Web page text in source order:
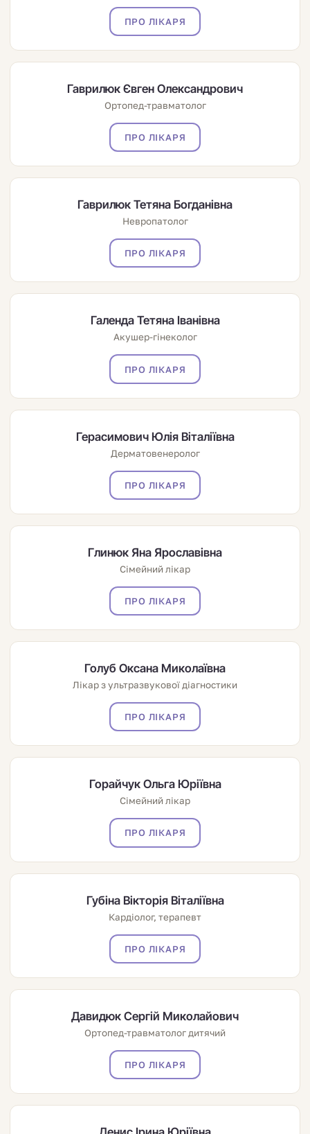
ПРО ЛІКАРЯ
Гаврилюк Євген Олександрович
Ортопед-травматолог
ПРО ЛІКАРЯ
Гаврилюк Тетяна Богданівна
Невропатолог
ПРО ЛІКАРЯ
Галенда Тетяна Іванівна
Акушер-гінеколог
ПРО ЛІКАРЯ
Герасимович Юлія Віталіївна
Дерматовенеролог
ПРО ЛІКАРЯ
Глинюк Яна Ярославівна
Сімейний лікар
ПРО ЛІКАРЯ
Голуб Оксана Миколаївна
Лікар з ультразвукової діагностики
ПРО ЛІКАРЯ
Горайчук Ольга Юріївна
Сімейний лікар
ПРО ЛІКАРЯ
Губіна Вікторія Віталіївна
Кардіолог, терапевт
ПРО ЛІКАРЯ
Давидюк Сергій Миколайович
Ортопед-травматолог дитячий
ПРО ЛІКАРЯ